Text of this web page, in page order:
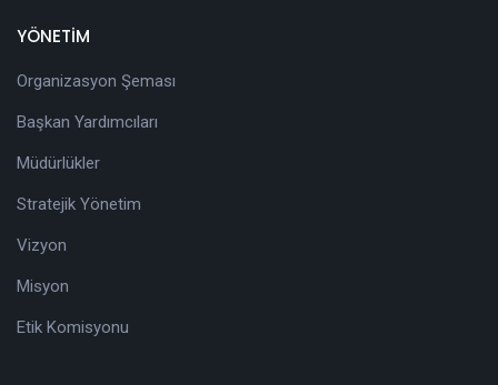
YÖNETİM
Organizasyon Şeması
Başkan Yardımcıları
Müdürlükler
Stratejik Yönetim
Vizyon
Misyon
Etik Komisyonu